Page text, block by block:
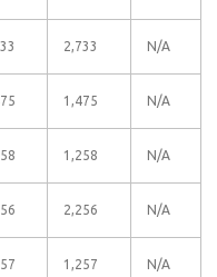
2,733 N/A
1,475 N/A
1,258 N/A
2,256 N/A
1,257 N/A